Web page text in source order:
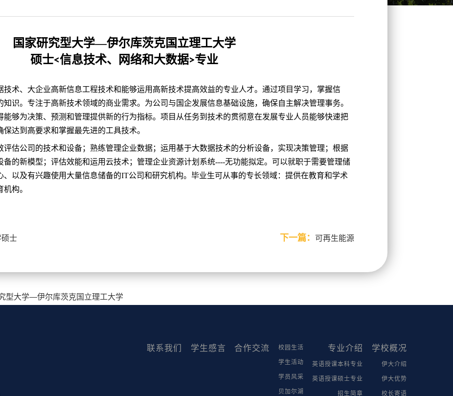
国家研究型大学—伊尔库茨克国立理工大学
硕士<信息技术、网络和大数据>专业
技术、大企业高新信息工程技术和能够运用高新技术提高效益的专业人才。通过项目学习，掌握信
识。专注于高新技术领域的商业需求。为公司与国企发展信息基础设施，确保自主解决管理事务。
能够为决策、预测和管理提供新的行为指标。项目从任务到技术的贯彻意在发展专业人员能够快速把
达到高要求和掌握最先进的工具技术。
评估公司的技术和设备；熟练管理企业数据；运用基于大数据技术的分析设备，实现决策管理；根据
备的新模型；评估效能和运用云技术；管理企业资源计划系统----无功能拟定。可以就职于需要管理储
、以及有兴趣使用大量信息储备的IT公司和研究机构。毕业生可从事的专长领域：提供在教育和学术
构。
硕士 下一篇： 可再生能源
型大学—伊尔库茨克国立理工大学
联系我们 学生感言 合作交流 校园生活
学生活动
学员风采
贝加尔湖
专业介绍
英语授课本科专业
英语授课硕士专业
招生简章
学校概况
伊大介绍
伊大优势
校长寄语